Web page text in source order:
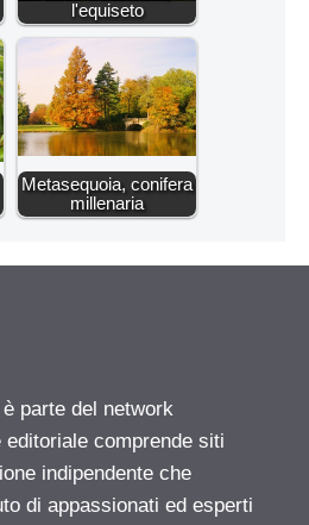
l'equiseto
Metasequoia, conifera
millenaria
parte del network
comprende siti
indipendente che
di appassionati ed esperti